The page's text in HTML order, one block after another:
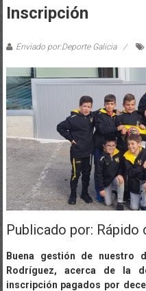
Inscripción
Enviado por:Deporte Galicia
Publicado por: Rápido
Buena gestión de nuestro
Rodríguez, acerca de la
inscripción pagados por